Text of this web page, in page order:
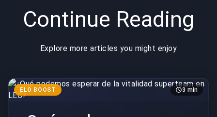
Continue Reading
Explore more articles you might enjoy
ELO BOOST 3 min